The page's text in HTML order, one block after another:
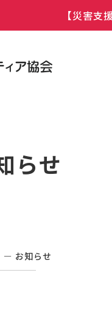
【災害
らせ
お知らせ